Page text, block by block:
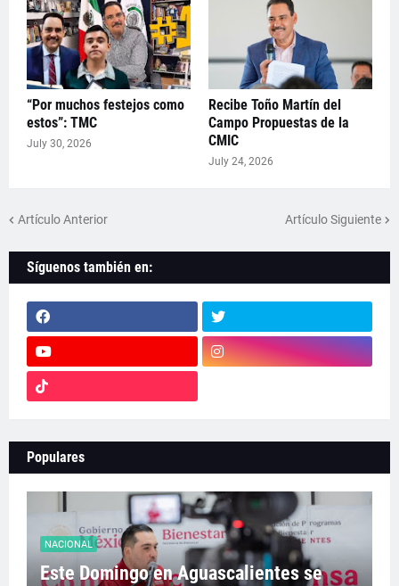
“Por muchos festejos como
estos”: TMC
July 30, 2026
Recibe Toño Martín del
Campo Propuestas de la
CMIC
July 24, 2026
Artículo Anterior Artículo Siguiente
Síguenos también en:
Populares
NACIONAL
Este Domingo en Aguascalientes se